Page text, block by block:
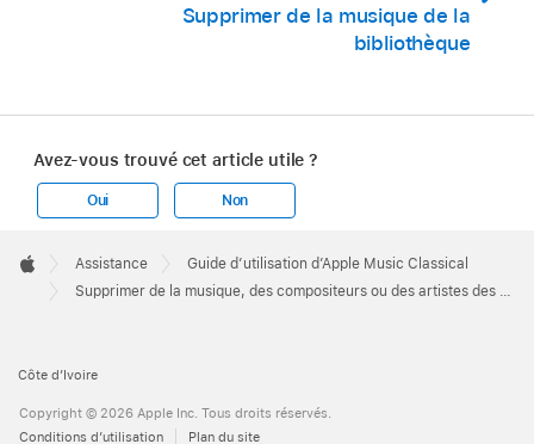
Supprimer de la musique de la
bibliothèque
Avez-vous trouvé cet article utile ?
Oui Non
Footer

Apple
Assistance
Guide d’utilisation d’Apple Music Classical
Supprimer de la musique, des compositeurs ou des artistes des favoris dans Apple Music Classical
Côte d’Ivoire
Copyright © 2026 Apple Inc. Tous droits réservés.
Conditions d’utilisation
Plan du site